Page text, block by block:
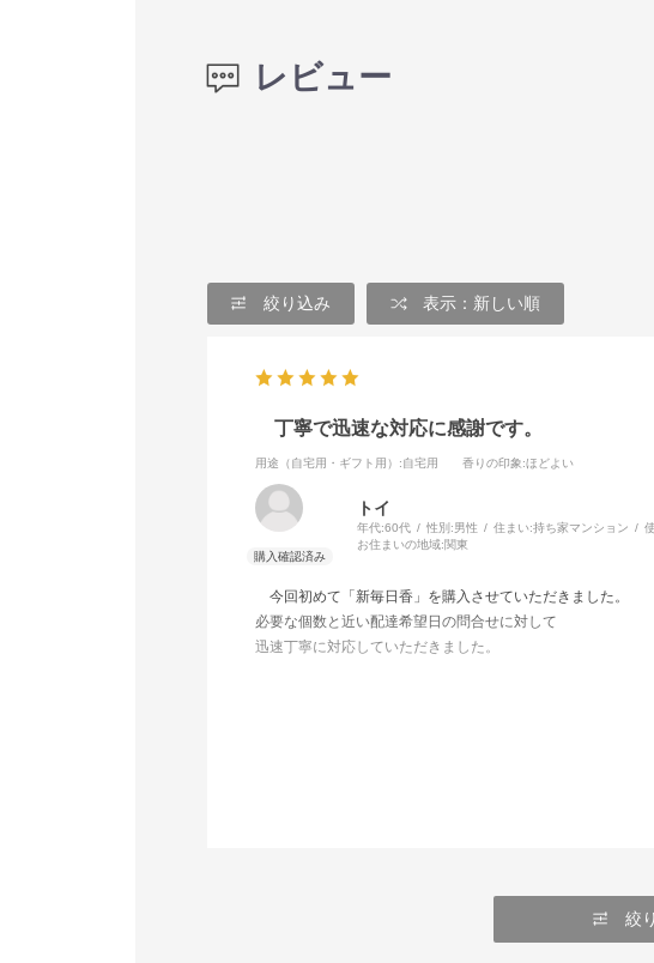
レビュー
絞り込み 表示：新しい順
丁寧で迅速な対応に感謝です。
用途（自宅用・ギフト用） :自宅用 香りの印象:ほどよい
トイ
年代:60代 性別:男性 住まい:持ち家マンション
お住まいの地域:関東
今回初めて「新毎日香」を購入させていただきました。
必要な個数と近い配達希望日の問合せに対して
迅速丁寧に対応していただきました。
絞